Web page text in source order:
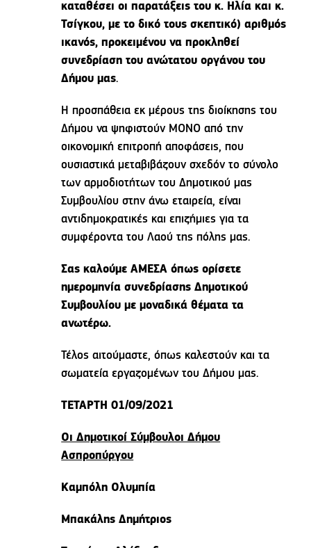
καταθέσει οι παρατάξεις του κ. Ηλία και κ.
Τσίγκου, με το δικό τους σκεπτικό) αριθμός
ικανός, προκειμένου να προκληθεί
συνεδρίαση του ανώτατου οργάνου του
Δήμου μας.
Η προσπάθεια εκ μέρους της διοίκησης του
Δήμου να ψηφιστούν ΜΟΝΟ από την
οικονομική επιτροπή αποφάσεις, που
ουσιαστικά μεταβιβάζουν σχεδόν το σύνολο
των αρμοδιοτήτων του Δημοτικού μας
Συμβουλίου στην άνω εταιρεία, είναι
αντιδημοκρατικές και επιζήμιες για τα
συμφέροντα του Λαού της πόλης μας.
Σας καλούμε ΑΜΕΣΑ όπως ορίσετε
ημερομηνία συνεδρίασης Δημοτικού
Συμβουλίου με μοναδικά θέματα τα
ανωτέρω.
Τέλος αιτούμαστε, όπως καλεστούν και τα
σωματεία εργαζομένων του Δήμου μας.
ΤΕΤΑΡΤΗ 01/09/2021
Οι Δημοτικοί Σύμβουλοι Δήμου
Ασπροπύργου
Καμπόλη Ολυμπία
Μπακάλης Δημήτριος